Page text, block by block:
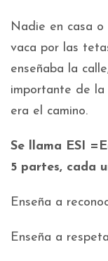
Nadie en casa
vaca por las
enseñaba la
importante de la
era el camino.
Se llama ESI
5 partes, cada
Enseña a
Enseña a